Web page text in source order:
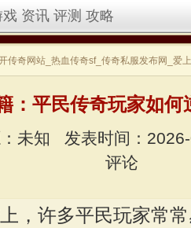
戏 资讯 评测 攻略
传奇网站_热血传奇sf_传奇私服发布网_爱
：平民传奇玩家如何
未知
发表时间：
评论
许多平民玩家常常